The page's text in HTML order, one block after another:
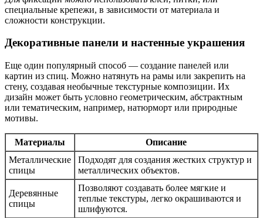
специальные крепежи, в зависимости от материала и
сложности конструкции.
Декоративные панели и настенные украшения
Еще один популярный способ — создание панелей или
картин из спиц. Можно натянуть на рамы или закрепить на
стену, создавая необычные текстурные композиции. Их
дизайн может быть условно геометрическим, абстрактным
или тематическим, например, натюрморт или природные
мотивы.
Материалы
Описание
Металлические
спицы
Подходят для создания жестких структур и
металлических объектов.
Деревянные
спицы
Позволяют создавать более мягкие и
теплые текстуры, легко окрашиваются и
шлифуются.